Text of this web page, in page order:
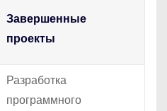
Завершенные
проекты
Разработка
программного